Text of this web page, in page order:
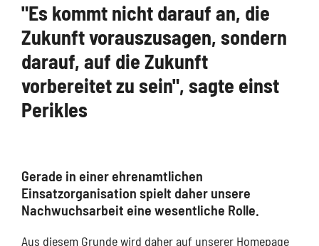
"Es kommt nicht darauf an, die
Zukunft vorauszusagen, sondern
darauf, auf die Zukunft
vorbereitet zu sein", sagte einst
Perikles
Gerade in einer ehrenamtlichen
Einsatzorganisation spielt daher unsere
Nachwuchsarbeit eine wesentliche Rolle.
Aus diesem Grunde wird daher auf unserer Homepage